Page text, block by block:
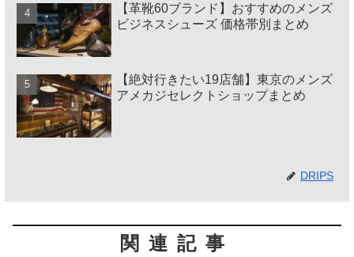
【革靴60ブランド】おすすめのメンズ
ビジネスシューズ 価格帯別まとめ
【絶対行きたい19店舗】東京のメンズ
アメカジセレクトショップまとめ
DRIPS
関連記事